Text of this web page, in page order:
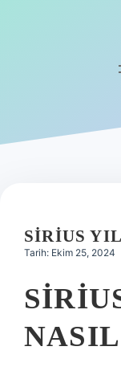
Hakkımızda
SIRIUS
Tarih: Ekim 25, 2024